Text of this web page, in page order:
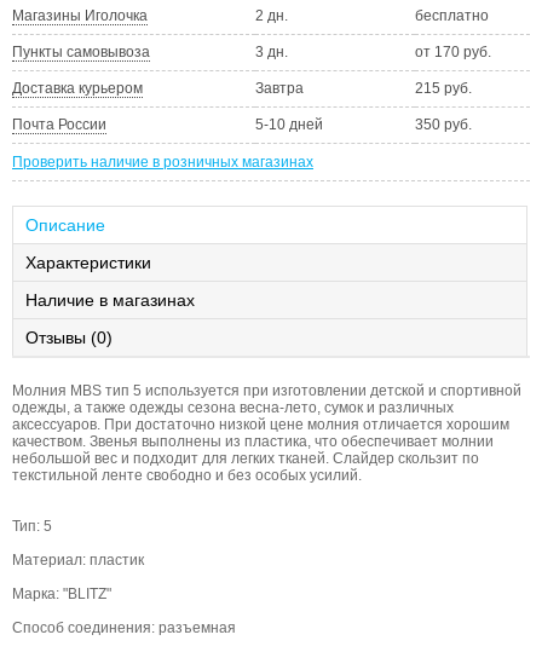
Магазины Иголочка 2 дн. бесплатно
Пункты самовывоза 3 дн. от 170 руб.
Доставка курьером Завтра 215 руб.
Почта России 5-10 дней 350 руб.
Проверить наличие в розничных магазинах
Описание
Характеристики
Наличие в магазинах
Отзывы (0)
Молния MBS тип 5 используется при изготовлении детской и спортивной
одежды, а также одежды сезона весна-лето, сумок и различных
аксессуаров. При достаточно низкой цене молния отличается хорошим
качеством. Звенья выполнены из пластика, что обеспечивает молнии
небольшой вес и подходит для легких тканей. Слайдер скользит по
текстильной ленте свободно и без особых усилий.
Тип: 5
Материал: пластик
Марка: "BLITZ"
Способ соединения: разъемная